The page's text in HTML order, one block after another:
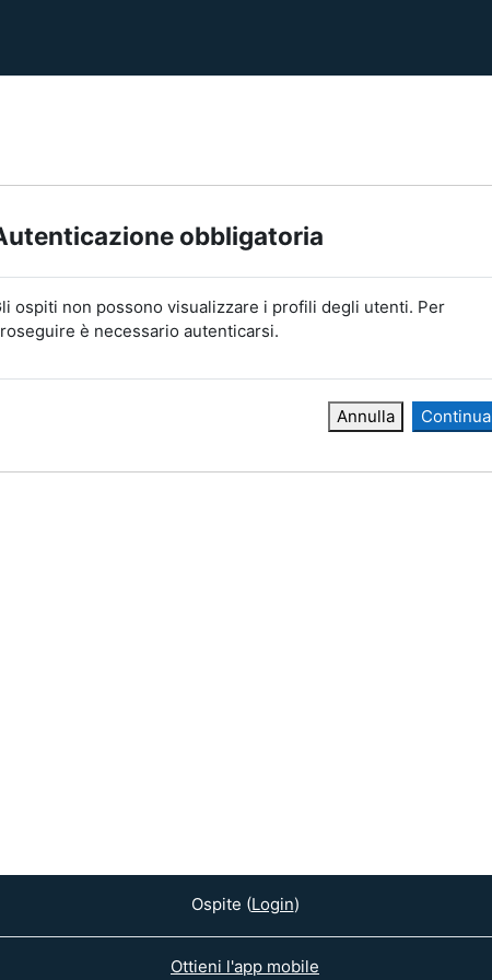
obbligatoria
ospiti non possono visualizzare i profili degli utenti. Per
è necessario autenticarsi.
Annulla Continua
Ospite (Login)
Ottieni l'app mobile